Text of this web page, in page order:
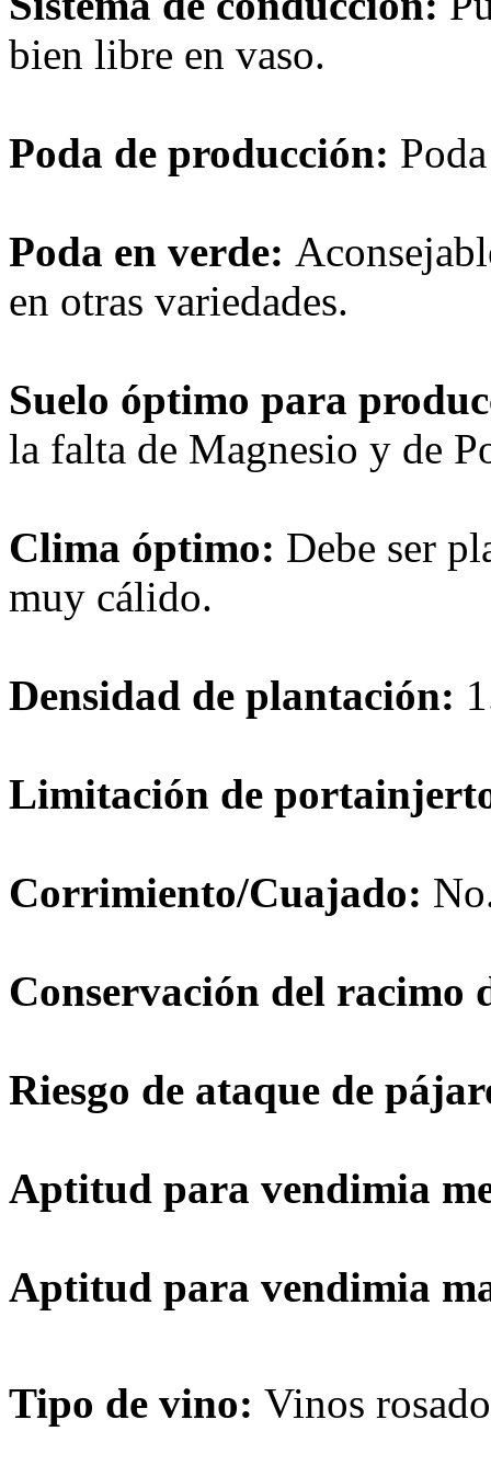
bien libre en vaso.
Poda de producción:
Poda en verde:
en otras variedades.
Suelo óptimo para
la falta de Magnesio y de
Clima óptimo: Debe ser
muy cálido.
Densidad de plantación:
Limitación de
Corrimiento/Cuajado:
Conservación del racimo
Riesgo de ataque de
Aptitud para vendimia
Aptitud para vendimia
Tipo de vino: Vinos